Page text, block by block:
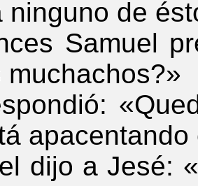
ninguno de
Samuel
muchachos?»
dijo a Jesé: